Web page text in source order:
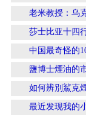
老米教授：乌
莎士比亚十四
中国最奇怪的
鹽博士煙油的
如何辨別鯊克
最近发现我的